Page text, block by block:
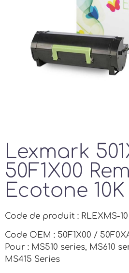
Lexmark
50F1X00
Ecotone 10K
Code de produit : RLEXMS-10
Code OEM : 50F1X00 /
Pour : MS510 series, MS610
MS415 Series